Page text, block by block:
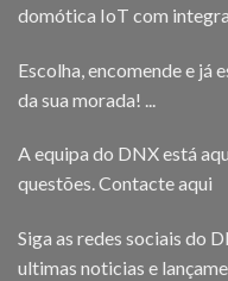
domótica IoT com
Escolha, encomende e já
da sua morada! ...
A equipa do DNX está
questões.Contacte aqui
Siga as redes sociais do
ultimas noticias e